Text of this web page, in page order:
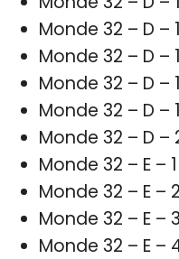
Monde 32 – D –
Monde 32 – D –
Monde 32 – D –
Monde 32 – D –
Monde 32 – D –
Monde 32 – E –
Monde 32 – E –
Monde 32 – E –
Monde 32 – E –